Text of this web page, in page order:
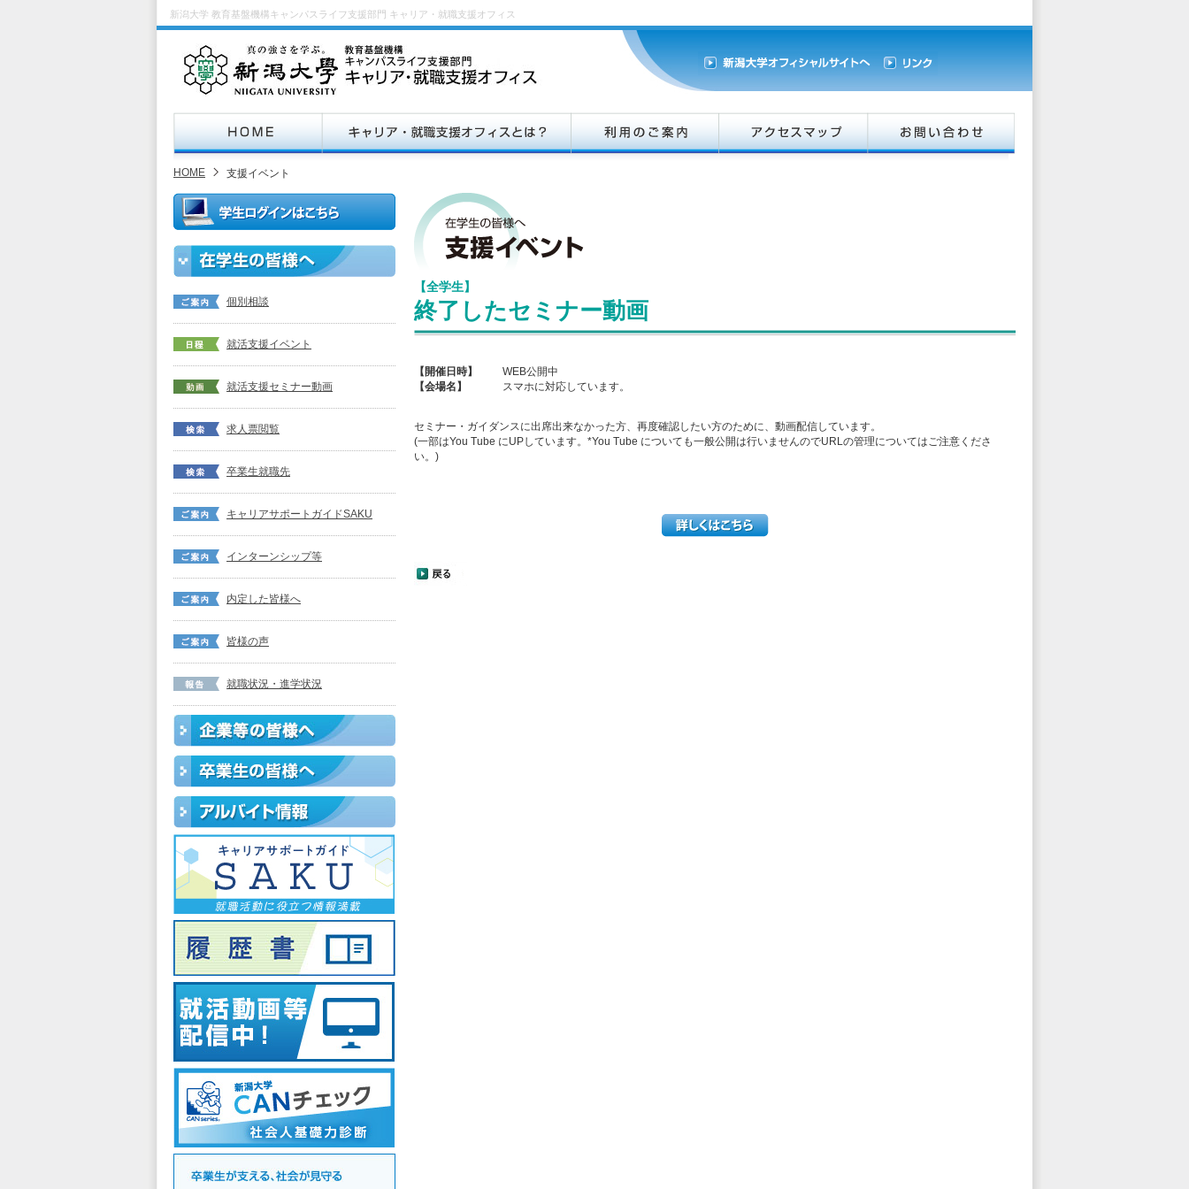
新潟大学 教育基盤機構キャンパスライフ支援部門 キャリア・就職支援オフィス
HOME 支援イベント
【全学生】
終了したセミナー動画
【開催日時】
WEB公開中
【会場名】
スマホに対応しています。
セミナー・ガイダンスに出席出来なかった方、再度確認したい方のために、動画配信しています。
(一部はYou Tube にUPしています。*You Tube についても一般公開は行いませんのでURLの管理についてはご注意くださ
い。)
個別相談
就活支援イベント
就活支援セミナー動画
求人票閲覧
卒業生就職先
キャリアサポートガイドSAKU
インターンシップ等
内定した皆様へ
皆様の声
就職状況・進学状況